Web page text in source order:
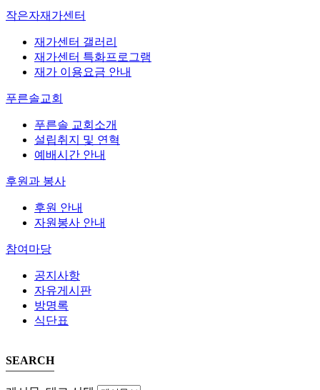
작은자재가센터
재가센터 갤러리
재가센터 특화프로그램
재가 이용요금 안내
푸른솔교회
푸른솔 교회소개
설립취지 및 연혁
예배시간 안내
후원과 봉사
후원 안내
자원봉사 안내
참여마당
공지사항
자유게시판
방명록
식단표
SEARCH